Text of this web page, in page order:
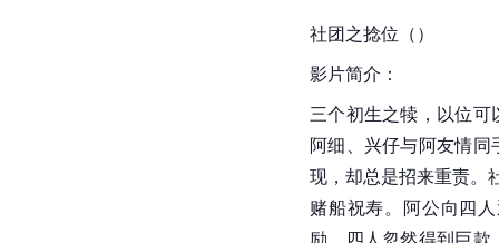
社团之捻位（）
影片简介：
三个初生之犊，以位
阿细、兴仔与阿友情
现，却总是招来重责。
赌船祝寿。阿公向四
励。四人忽然得到巨